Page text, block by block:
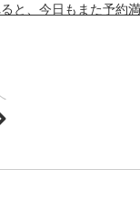
と、今日もまた予約